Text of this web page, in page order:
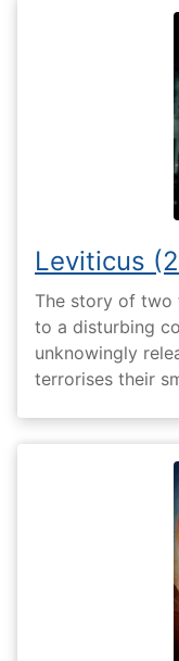
Leviticus
The story of two
to a disturbing
unknowingly
terrorises their